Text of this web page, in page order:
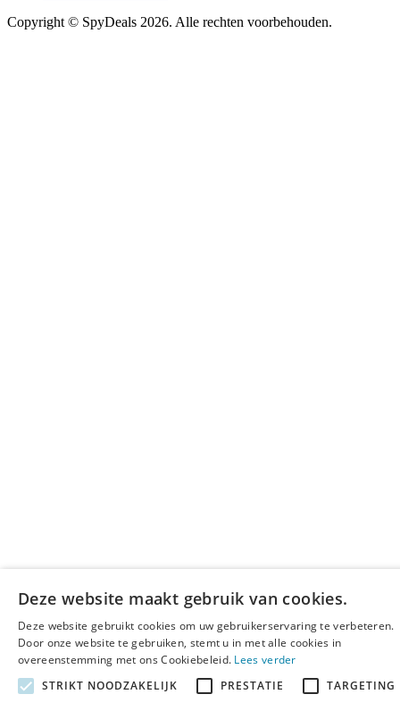
Copyright © SpyDeals 2026. Alle rechten voorbehouden.
Deze website maakt gebruik van cookies.
Deze website gebruikt cookies om uw gebruikerservaring te verbeteren.
Door onze website te gebruiken, stemt u in met alle cookies in
overeenstemming met ons Cookiebeleid. Lees verder
STRIKT NOODZAKELIJK
PRESTATIE TARGETING